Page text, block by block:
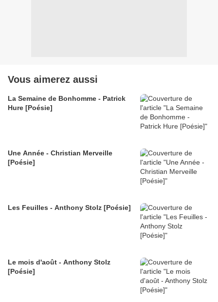
Vous aimerez aussi
La Semaine de Bonhomme - Patrick
Hure [Poésie]
Une Année - Christian Merveille
[Poésie]
Les Feuilles - Anthony Stolz [Poésie]
Le mois d'août - Anthony Stolz
[Poésie]